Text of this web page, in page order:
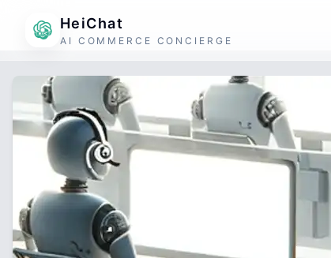
HeiChat
AI COMMERCE CONCIERGE